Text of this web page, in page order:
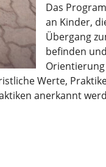
Das
an Kinder,
Übergang
befinden
Werte,
anerkannt